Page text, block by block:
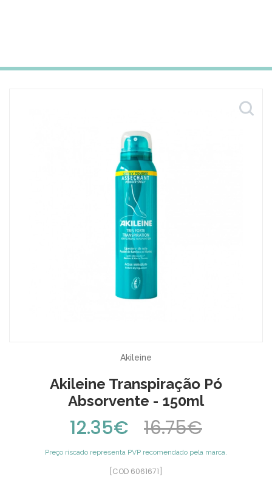
Akileine
Akileine Transpiração Pó
Absorvente - 150ml
12.35€ 16.75€
Preço riscado representa PVP recomendado pela marca.
[COD 6061671]